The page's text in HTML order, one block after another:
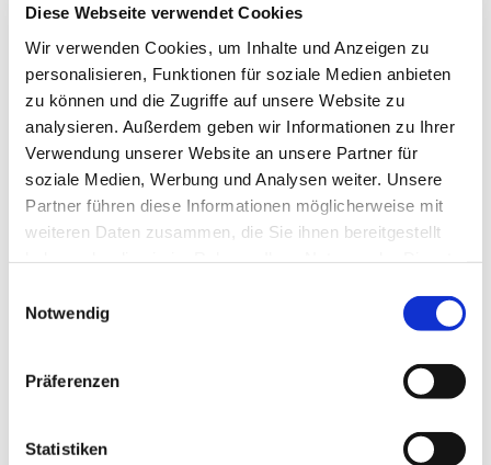
Diese Webseite verwendet Cookies
Wir verwenden Cookies, um Inhalte und Anzeigen zu
personalisieren, Funktionen für soziale Medien anbieten
zu können und die Zugriffe auf unsere Website zu
analysieren. Außerdem geben wir Informationen zu Ihrer
Verwendung unserer Website an unsere Partner für
soziale Medien, Werbung und Analysen weiter. Unsere
Partner führen diese Informationen möglicherweise mit
weiteren Daten zusammen, die Sie ihnen bereitgestellt
Notwendig
Präferenzen
Statistiken